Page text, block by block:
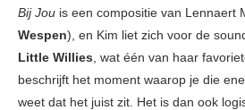
Bij Jou is een compositie van Lennaert
Wespen), en Kim liet zich voor de
Little Willies, wat één van haar
beschrijft het moment waarop je die
weet dat het juist zit. Het is dan ook